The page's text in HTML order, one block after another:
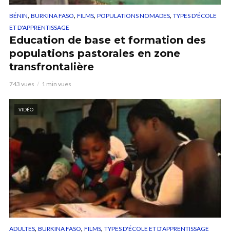
BÉNIN, BURKINA FASO, FILMS, POPULATIONS NOMADES, TYPES D'ÉCOLE
ET D'APPRENTISSAGE
Education de base et formation des
populations pastorales en zone
transfrontalière
743 vues 1 min vues
VIDÉO
ADULTES, BURKINA FASO, FILMS, TYPES D'ÉCOLE ET D'APPRENTISSAGE